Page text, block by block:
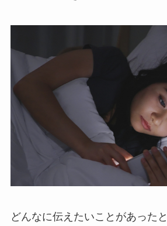
どんなに伝えたいことがあった